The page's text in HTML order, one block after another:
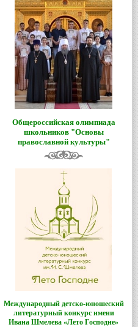
Общероссийская олимпиада
школьников "Основы
православной культуры"
Международный детско-юношеский
литературный конкурс имени
Ивана Шмелева «Лето Господне»